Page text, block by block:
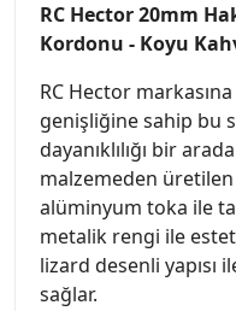
RC Hector 20mm
Kordonu - Koyu
RC Hector
genişliğine sahip bu
dayanıklılığı bir
malzemeden
alüminyum toka ile
metalik rengi ile
lizard desenli yapısı
sağlar.